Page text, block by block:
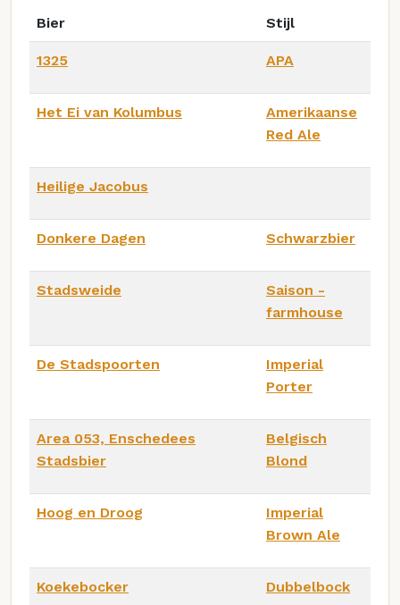
Bier Stijl
1325 APA
Het Ei van Kolumbus
Amerikaanse
Red Ale
Heilige Jacobus
Donkere Dagen Schwarzbier
Stadsweide
Saison -
farmhouse
De Stadspoorten
Imperial
Porter
Area 053, Enschedees
Stadsbier
Belgisch
Blond
Hoog en Droog
Imperial
Brown Ale
Koekebocker Dubbelbock